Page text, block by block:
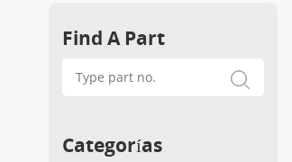
Find A Part
Categorías